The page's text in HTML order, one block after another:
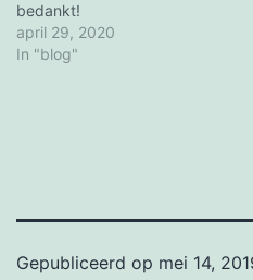
bedankt!
april 29, 2020
In "blog"
Gepubliceerd op mei 14,